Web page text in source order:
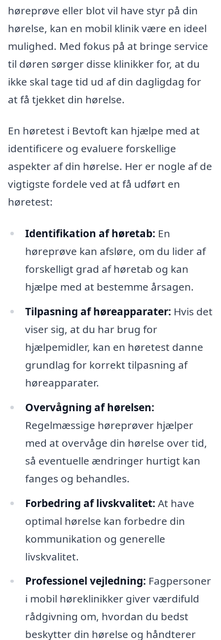
høreprøve eller blot vil have styr på din
hørelse, kan en mobil klinik være en ideel
mulighed. Med fokus på at bringe service
til døren sørger disse klinikker for, at du
ikke skal tage tid ud af din dagligdag for
at få tjekket din hørelse.
En høretest i Bevtoft kan hjælpe med at
identificere og evaluere forskellige
aspekter af din hørelse. Her er nogle af de
vigtigste fordele ved at få udført en
høretest:
Identifikation af høretab: En
høreprøve kan afsløre, om du lider af
forskelligt grad af høretab og kan
hjælpe med at bestemme årsagen.
Tilpasning af høreapparater: Hvis det
viser sig, at du har brug for
hjælpemidler, kan en høretest danne
grundlag for korrekt tilpasning af
høreapparater.
Overvågning af hørelsen:
Regelmæssige høreprøver hjælper
med at overvåge din hørelse over tid,
så eventuelle ændringer hurtigt kan
fanges og behandles.
Forbedring af livskvalitet: At have
optimal hørelse kan forbedre din
kommunikation og generelle
livskvalitet.
Professionel vejledning: Fagpersoner
i mobil høreklinikker giver værdifuld
rådgivning om, hvordan du bedst
beskytter din hørelse og håndterer